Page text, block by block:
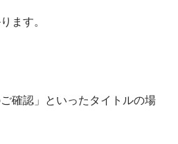
ます。
確認」といったタイトルの場